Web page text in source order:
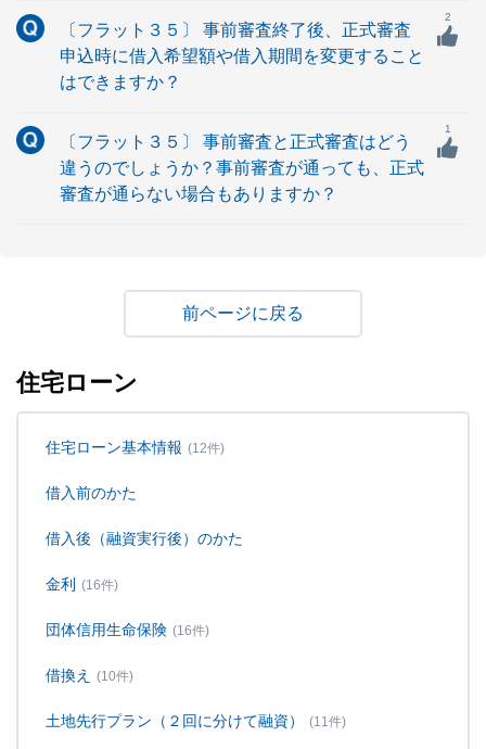
〔フラット３５〕 事前審査終了後、正式審査
申込時に借入希望額や借入期間を変更すること
はできますか？
2
〔フラット３５〕 事前審査と正式審査はどう
違うのでしょうか？事前審査が通っても、正式
審査が通らない場合もありますか？
1
戻る
住宅ローン
住宅ローン基本情報 (12件)
借入前のかた
借入後（融資実行後）のかた
金利 (16件)
団体信用生命保険 (16件)
借換え (10件)
土地先行プラン（２回に分けて融資） (11件)